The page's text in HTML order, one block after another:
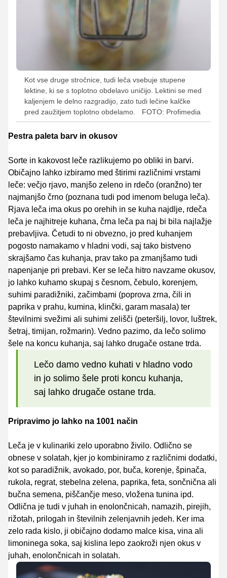
Kot vse druge stročnice, tudi leča vsebuje stupene
lektine, ki se s toplotno obdelavo uničijo. Lektini se med
kaljenjem le delno razgradijo, zato tudi lečine kalčke
pred zaužitjem toplotno obdelamo.
FOTO: Profimedia
Pestra paleta barv in okusov
Sorte in kakovost leče razlikujemo po obliki in barvi.
Običajno lahko izbiramo med štirimi različnimi vrstami
leče: večjo rjavo, manjšo zeleno in rdečo (oranžno) ter
najmanjšo črno (poznana tudi pod imenom beluga leča).
Rjava leča ima okus po orehih in se kuha najdlje, rdeča
leča je najhitreje kuhana, črna leča pa naj bi bila najlažje
prebavljiva. Četudi to ni obvezno, jo pred kuhanjem
pogosto namakamo v hladni vodi, saj tako bistveno
skrajšamo čas kuhanja, prav tako pa zmanjšamo tudi
napenjanje pri prebavi. Ker se leča hitro navzame okusov,
jo lahko kuhamo skupaj s česnom, čebulo, korenjem,
suhimi paradižniki, začimbami (poprova zrna, čili in
paprika v prahu, kumina, klinčki, garam masala) ter
številnimi svežimi ali suhimi zelišči (peteršilj, lovor, luštrek,
šetraj, timijan, rožmarin). Vedno pazimo, da lečo solimo
šele na koncu kuhanja, saj lahko drugače ostane trda.
Lečo damo vedno kuhati v hladno vodo
in jo solimo šele proti koncu kuhanja,
saj lahko drugače ostane trda.
Pripravimo jo lahko na 1001 način
Leča je v kulinariki zelo uporabno živilo. Odlično se
obnese v solatah, kjer jo kombiniramo z različnimi dodatki,
kot so paradižnik, avokado, por, buča, korenje, špinača,
rukola, regrat, stebelna zelena, paprika, feta, sončnična ali
bučna semena, piščančje meso, vložena tunina ipd.
Odlična je tudi v juhah in enolončnicah, namazih, pirejih,
rižotah, prilogah in številnih zelenjavnih jedeh. Ker ima
zelo rada kislo, ji običajno dodamo malce kisa, vina ali
limoninega soka, saj kislina lepo zaokroži njen okus v
juhah, enolončnicah in solatah.